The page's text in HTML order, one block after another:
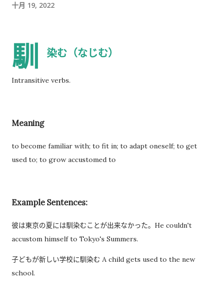
时间的商务寒暄。 返还入札仕様書 原本我以为，把入札仕様書交
返还手续才算正式完成。 也就是说，仅仅把资料交回去是不够
的。 这一点如果第一次办理，很容易忽略。 领取新的入札仕様書
就一直有效，而是每次领取新的入札仕様書时，都需要再次出
示。 由于这是我第一次没有携带，对方这次没有追究，仍然让我
领取了新的入札仕様書。 不过，对方也明确说明： 今后每一次领
前，我最担心的是： 门口电话应该怎么说？ 敬语会不会说错？
经历之后才发现，这些担心其实没...
十月 19, 2022
馴 染む（なじむ）
Intransitive verbs.
Meaning
to become familiar with; to fit in; to adapt oneself; to get
used to; to grow accustomed to
Example Sentences:
彼は東京の夏には馴染むことが出来なかった。He couldn't
accustom himself to Tokyo's Summers.
子どもが新しい学校に馴染む A child gets used to the new
school.